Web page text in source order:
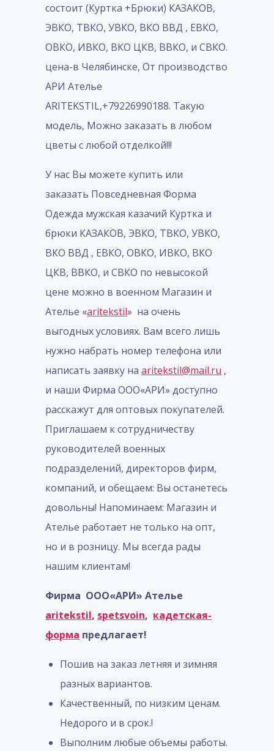
состоит (Куртка +Брюки) КАЗАКОВ,
ЭВКО, ТВКО, УВКО, ВКО ВВД , ЕВКО,
ОВКО, ИВКО, ВКО ЦКВ, ВВКО, и СВКО.
цена-в Челябинске, От производство
АРИ Ателье
ARITEKSTIL,+79226990188. Такую
модель, Mожно заказать в любом
цветы с любой отделкой!!!
У нас Вы можете купить или
заказать Повседневная Форма
Одежда мужская казачий Куртка и
брюки КАЗАКОВ, ЭВКО, ТВКО, УВКО,
ВКО ВВД , ЕВКО, ОВКО, ИВКО, ВКО
ЦКВ, ВВКО, и СВКО по невысокой
цене можно в военном Магазин и
Ателье «aritekstil» на очень
выгодных условиях. Вам всего лишь
нужно набрать номер телефона или
написать заявку наaritekstil@mail.ru ,
и наши Фирма ООО«АРИ» доступно
расскажут для оптовых покупателей.
Приглашаем к сотрудничеству
руководителей военных
подразделений, директоров фирм,
компаний, и обещаем: Вы останетесь
довольны! Напоминаем: Магазин и
Ателье работает не только на опт,
но и в розницу. Мы всегда рады
нашим клиентам!
Фирма ООО«АРИ» Ателье
aritekstil, spetsvoin, кадетская-
форма предлагает!
Пошив на заказ летняя и зимняя
разных вариантов.
Качественный, по низким ценам.
Недорого и в срок.!
Выполним любые объемы работы.